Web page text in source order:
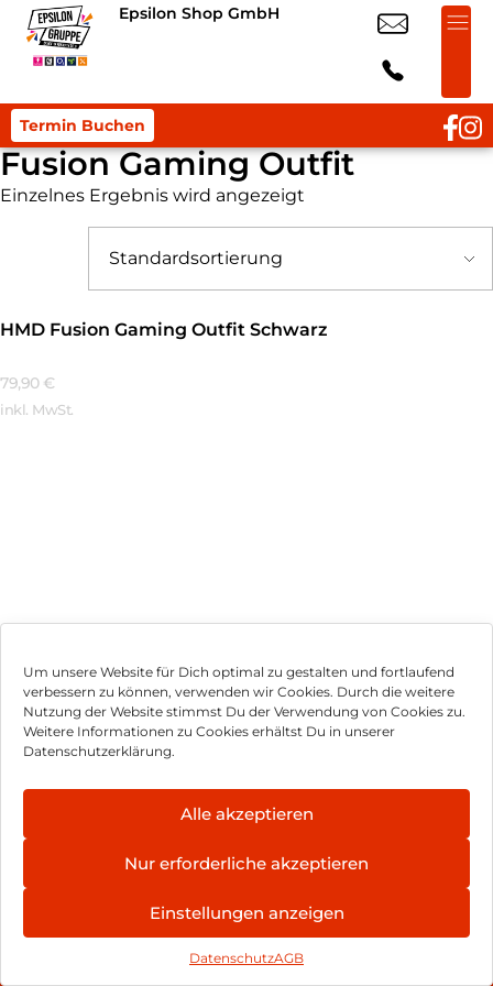
Um unsere Website für Dich optimal zu gestalten und fortlaufend
verbessern zu können, verwenden wir Cookies. Durch die weitere
Nutzung der Website stimmst Du der Verwendung von Cookies zu.
Weitere Informationen zu Cookies erhältst Du in unserer
Datenschutzerklärung.
Alle akzeptieren
Nur erforderliche akzeptieren
Einstellungen anzeigen
DatenschutzAGB
Epsilon Shop GmbH
Termin Buchen
Fusion Gaming Outfit
Einzelnes Ergebnis wird angezeigt
HMD Fusion Gaming Outfit Schwarz
79,90 €
inkl. MwSt.
Impressum
Hinweis zur Batterieentsorgung
Newsletter
, Brodos AG – All Rights Reserved.